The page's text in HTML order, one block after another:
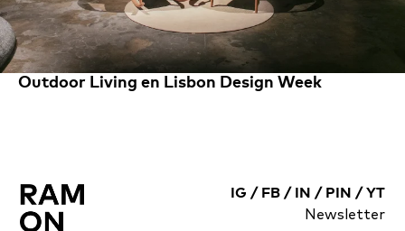
Outdoor Living en Lisbon Design Week
IG / FB/ IN / PIN / YT
Newsletter